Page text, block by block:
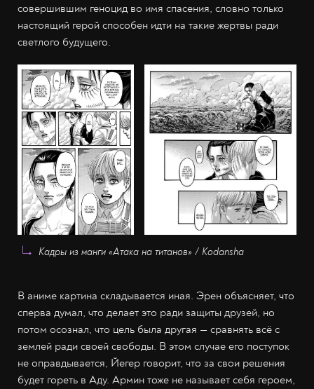
совершившим геноцид во имя спасения, словно только
настоящий герой способен идти на такие жертвы ради
светлого будущего.
Кадры из манги «Атака на титанов» / Kodansha
В аниме картина складывается иная. Эрен объясняет, что
сперва думал, что делает это ради защиты друзей, но
потом осознал, что цель была другая — сравнять всё с
землей ради своей свободы. В этом случае его поступок
не оправдывается, Йегер говорит, что за свои решения
будет гореть в Аду. Армин тоже не называет себя героем,